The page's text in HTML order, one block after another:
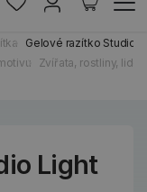
Gelové razítko Studio
Zvířata, rostliny, lidé
Light